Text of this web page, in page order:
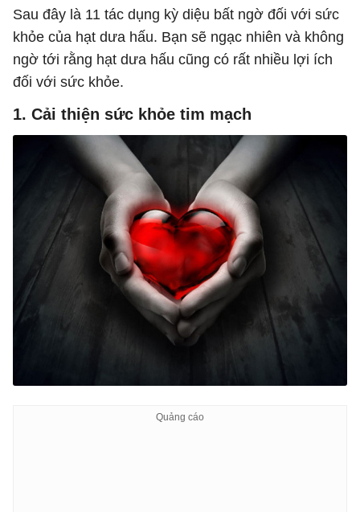
Sau đây là 11 tác dụng kỳ diệu bất ngờ đối với sức
khỏe của hạt dưa hấu. Bạn sẽ ngạc nhiên và không
ngờ tới rằng hạt dưa hấu cũng có rất nhiều lợi ích
đối với sức khỏe.
1. Cải thiện sức khỏe tim mạch